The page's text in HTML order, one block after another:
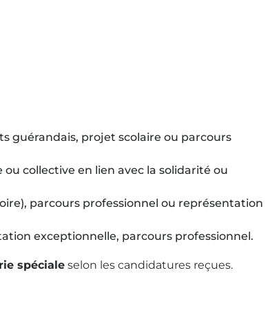
guérandais, projet scolaire ou parcours
collective en lien avec la solidarité ou
parcours professionnel ou représentation
exceptionnelle, parcours professionnel.
spéciale selon les candidatures reçues.